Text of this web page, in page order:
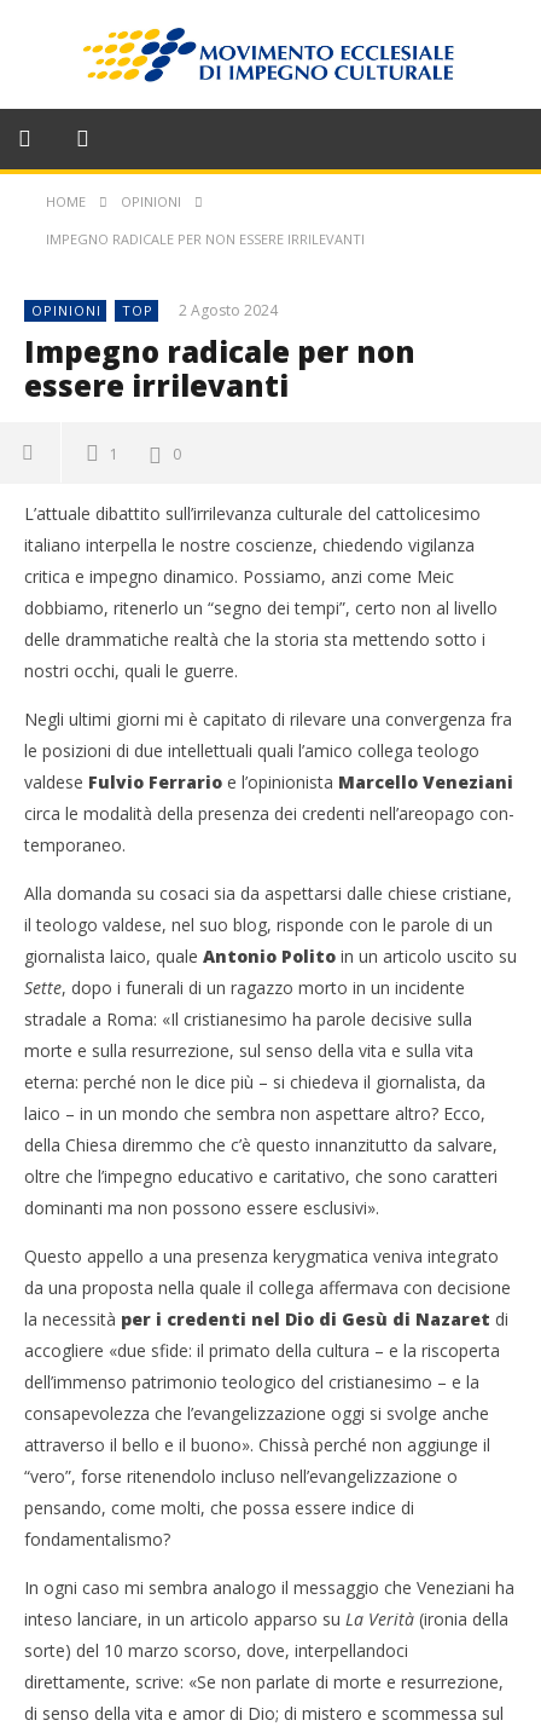
HOME OPINIONI
IMPEGNO RADICALE PER NON ESSERE IRRILEVANTI
OPINIONI TOP 2 Agosto 2024
Impegno radicale per non
essere irrilevanti
1 0
L’attuale dibattito sull’irrilevanza culturale del cattolicesimo
italiano interpella le nostre coscienze, chiedendo vigilanza
critica e impegno dinamico. Possiamo, anzi come Meic
dobbiamo, ritenerlo un “segno dei tempi”, certo non al livello
delle drammatiche realtà che la storia sta mettendo sotto i
nostri occhi, quali le guerre.
Negli ultimi giorni mi è capitato di rilevare una convergenza fra
le posizioni di due intellettuali quali l’amico collega teologo
valdese Fulvio Ferrario e l’opinionista Marcello Veneziani
circa le modalità della presenza dei credenti nell’areopago con-
temporaneo.
Alla domanda su cosaci sia da aspettarsi dalle chiese cristiane,
il teologo valdese, nel suo blog, risponde con le parole di un
giornalista laico, quale Antonio Polito in un articolo uscito su
Sette, dopo i funerali di un ragazzo morto in un incidente
stradale a Roma: «Il cristianesimo ha parole decisive sulla
morte e sulla resurrezione, sul senso della vita e sulla vita
eterna: perché non le dice più – si chiedeva il giornalista, da
laico – in un mondo che sembra non aspettare altro? Ecco,
della Chiesa diremmo che c’è questo innanzitutto da salvare,
oltre che l’impegno educativo e caritativo, che sono caratteri
dominanti ma non possono essere esclusivi».
Questo appello a una presenza kerygmatica veniva integrato
da una proposta nella quale il collega affermava con decisione
la necessità per i credenti nel Dio di Gesù di Nazaret di
accogliere «due sfide: il primato della cultura – e la riscoperta
dell’immenso patrimonio teologico del cristianesimo – e la
consapevolezza che l’evangelizzazione oggi si svolge anche
attraverso il bello e il buono». Chissà perché non aggiunge il
“vero”, forse ritenendolo incluso nell’evangelizzazione o
pensando, come molti, che possa essere indice di
fondamentalismo?
In ogni caso mi sembra analogo il messaggio che Veneziani ha
inteso lanciare, in un articolo apparso su La Verità (ironia della
sorte) del 10 marzo scorso, dove, interpellandoci
direttamente, scrive: «Se non parlate di morte e resurrezione,
di senso della vita e amor di Dio; di mistero e scommessa sul